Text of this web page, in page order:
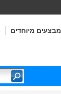
מבצעים מיוחדים